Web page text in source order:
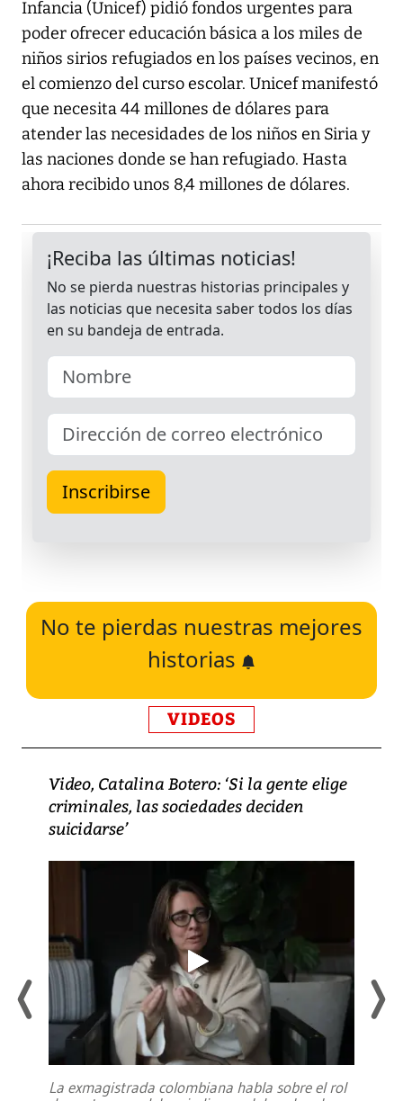
Infancia (Unicef) pidió fondos urgentes para
poder ofrecer educación básica a los miles de
niños sirios refugiados en los países vecinos, en
el comienzo del curso escolar. Unicef manifestó
que necesita 44 millones de dólares para
atender las necesidades de los niños en Siria y
las naciones donde se han refugiado. Hasta
ahora recibido unos 8,4 millones de dólares.
No te pierdas nuestras mejores
historias
VIDEOS
Video, Catalina Botero: ‘Si la gente elige
criminales, las sociedades deciden
suicidarse’
La exmagistrada colombiana habla sobre el rol